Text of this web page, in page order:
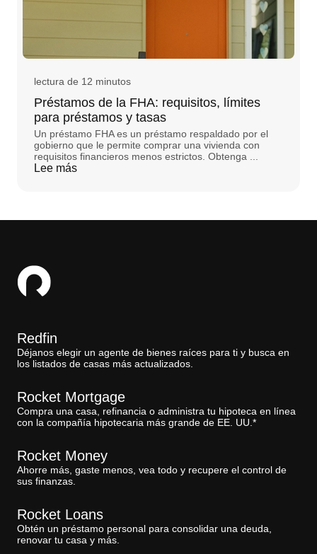
lectura de 12 minutos
Préstamos de la FHA: requisitos, límites
para préstamos y tasas
Un préstamo FHA es un préstamo respaldado por el
gobierno que le permite comprar una vivienda con
requisitos financieros menos estrictos. Obtenga ...
Lee más
Redfin
Déjanos elegir un agente de bienes raíces para ti y busca en
los listados de casas más actualizados.
Rocket Mortgage
Compra una casa, refinancia o administra tu hipoteca en línea
con la compañía hipotecaria más grande de EE. UU.*
Rocket Money
Ahorre más, gaste menos, vea todo y recupere el control de
sus finanzas.
Rocket Loans
Obtén un préstamo personal para consolidar una deuda,
renovar tu casa y más.